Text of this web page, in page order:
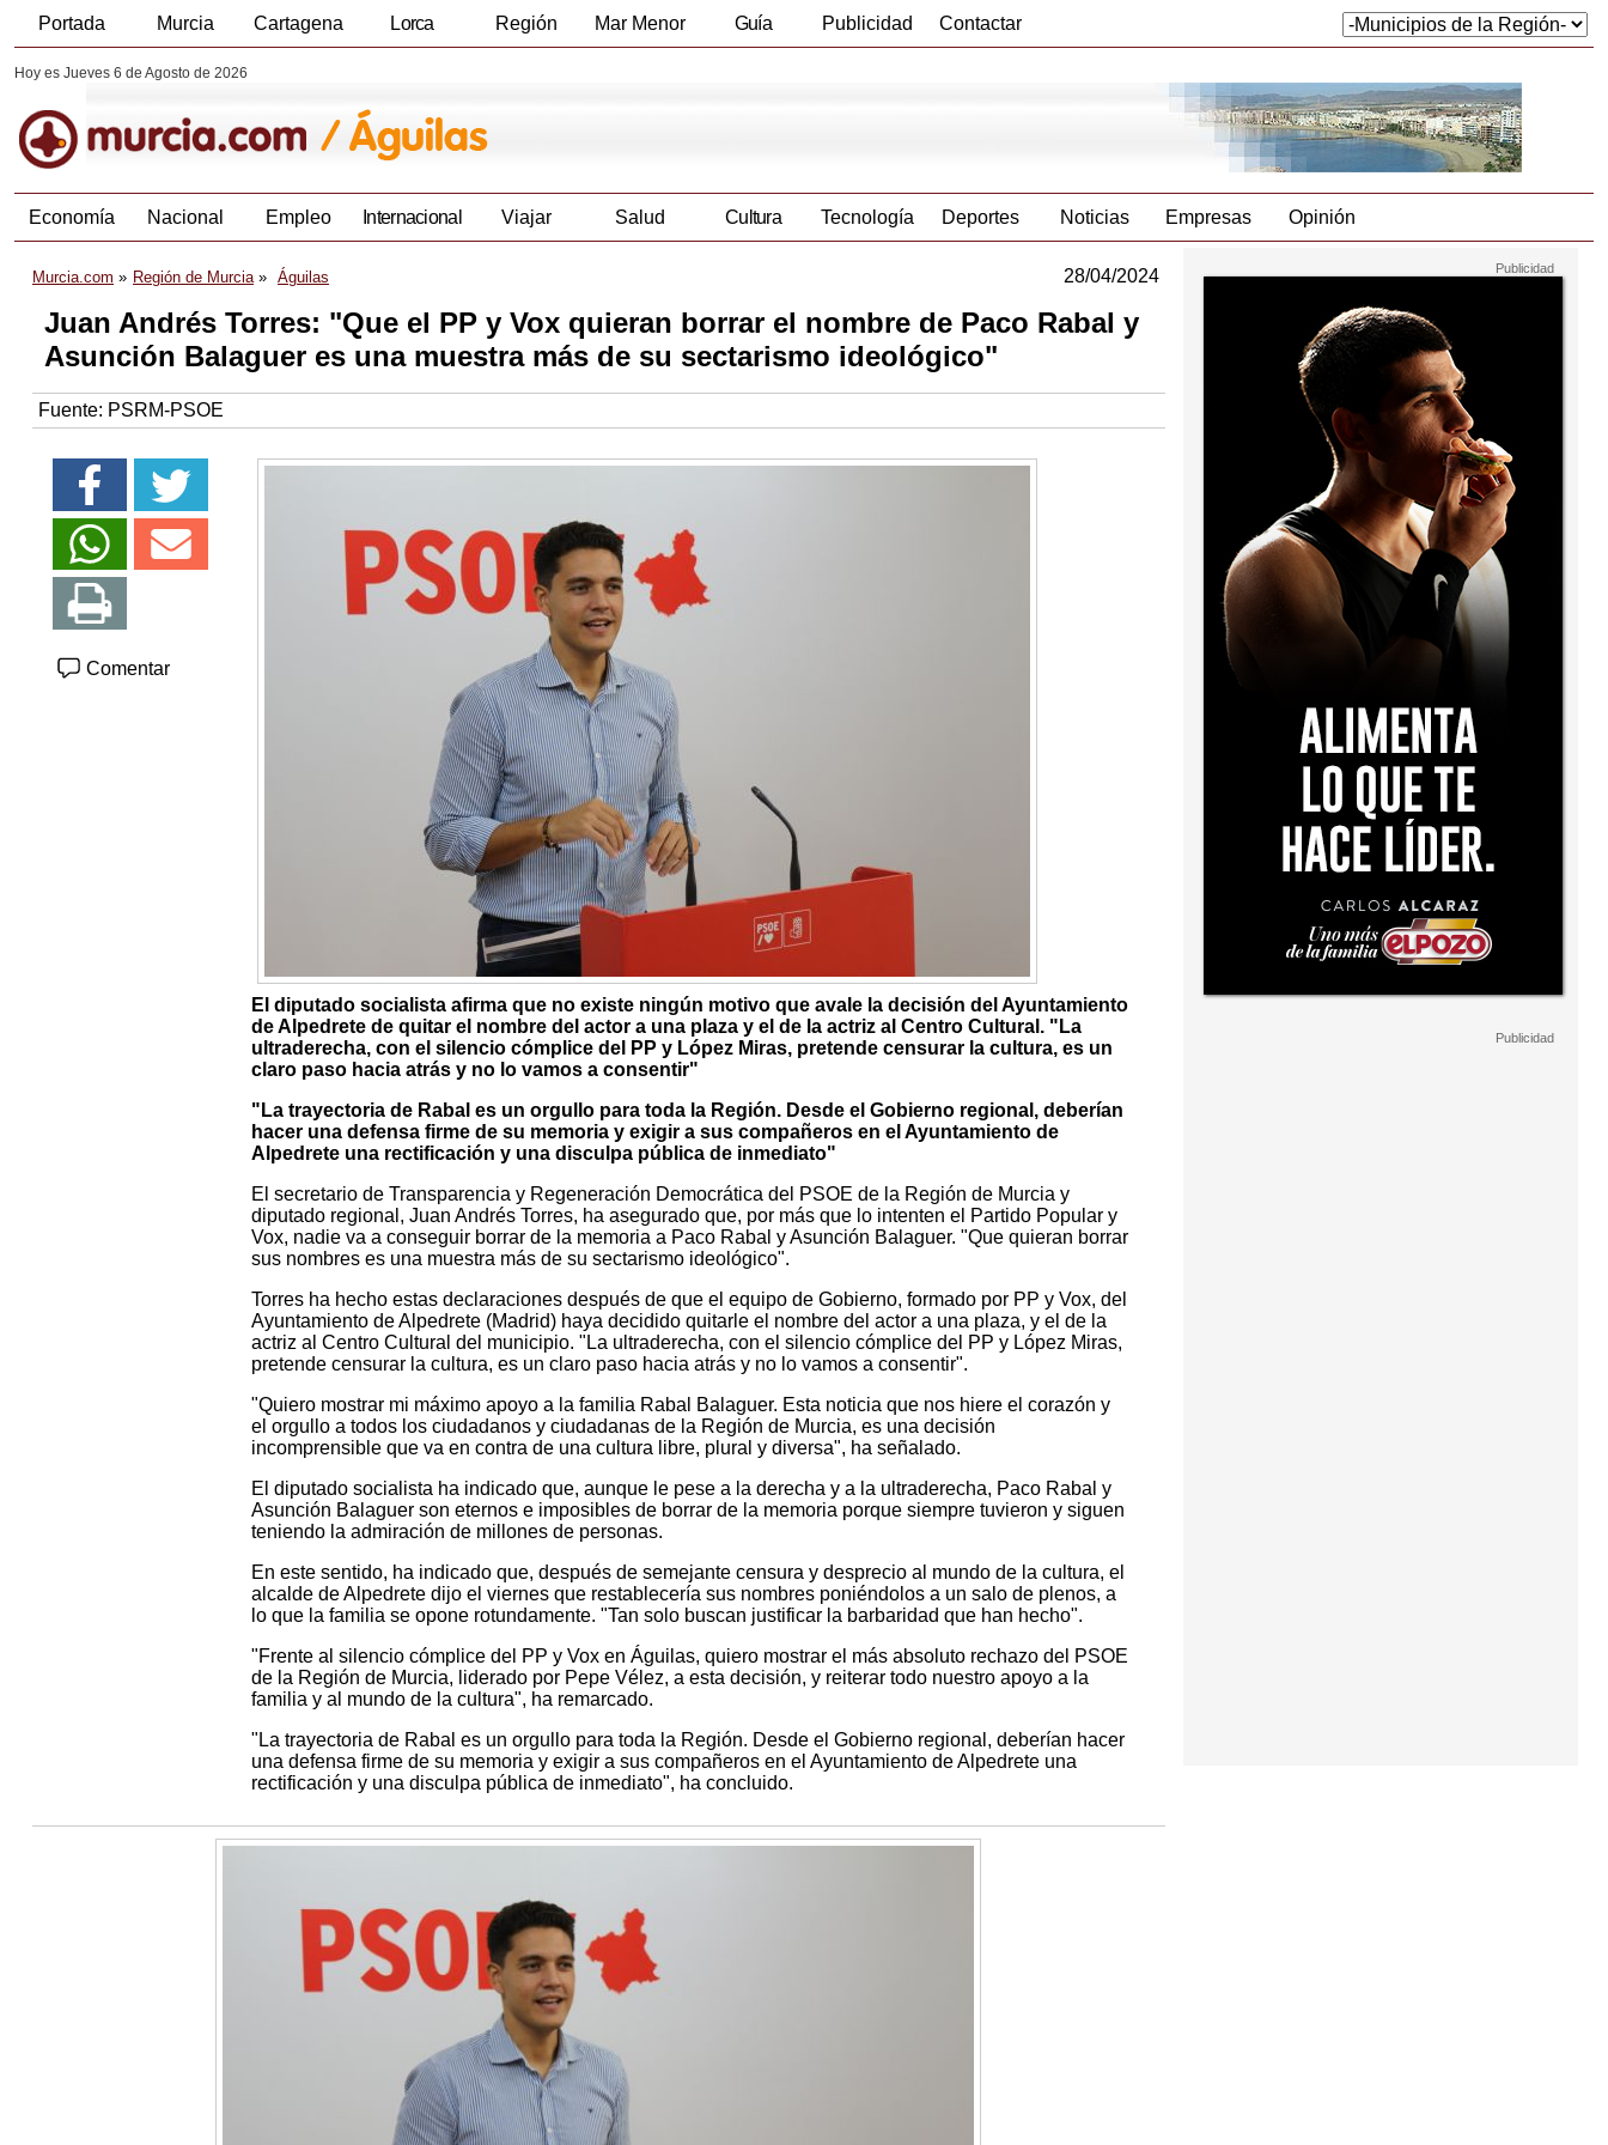
Portada Murcia Cartagena Lorca Región Mar Menor Guía Publicidad Contactar
Hoy es Jueves 6 de Agosto de 2026
Economía Nacional Empleo Internacional Viajar Salud Cultura Tecnología Deportes Noticias Empresas Opinión
Murcia.com Región de Murcia Águilas 28/04/2024
Juan Andrés Torres: "Que el PP y Vox quieran borrar el nombre de Paco Rabal y
Asunción Balaguer es una muestra más de su sectarismo ideológico"
Fuente: PSRM-PSOE
Comentar
El diputado socialista afirma que no existe ningún motivo que avale la decisión del Ayuntamiento
de Alpedrete de quitar el nombre del actor a una plaza y el de la actriz al Centro Cultural. "La
ultraderecha, con el silencio cómplice del PP y López Miras, pretende censurar la cultura, es un
claro paso hacia atrás y no lo vamos a consentir"
"La trayectoria de Rabal es un orgullo para toda la Región. Desde el Gobierno regional, deberían
hacer una defensa firme de su memoria y exigir a sus compañeros en el Ayuntamiento de
Alpedrete una rectificación y una disculpa pública de inmediato"
El secretario de Transparencia y Regeneración Democrática del PSOE de la Región de Murcia y
diputado regional, Juan Andrés Torres, ha asegurado que, por más que lo intenten el Partido Popular y
Vox, nadie va a conseguir borrar de la memoria a Paco Rabal y Asunción Balaguer. "Que quieran borrar
sus nombres es una muestra más de su sectarismo ideológico".
Torres ha hecho estas declaraciones después de que el equipo de Gobierno, formado por PP y Vox, del
Ayuntamiento de Alpedrete (Madrid) haya decidido quitarle el nombre del actor a una plaza, y el de la
actriz al Centro Cultural del municipio. "La ultraderecha, con el silencio cómplice del PP y López Miras,
pretende censurar la cultura, es un claro paso hacia atrás y no lo vamos a consentir".
"Quiero mostrar mi máximo apoyo a la familia Rabal Balaguer. Esta noticia que nos hiere el corazón y
el orgullo a todos los ciudadanos y ciudadanas de la Región de Murcia, es una decisión
incomprensible que va en contra de una cultura libre, plural y diversa", ha señalado.
El diputado socialista ha indicado que, aunque le pese a la derecha y a la ultraderecha, Paco Rabal y
Asunción Balaguer son eternos e imposibles de borrar de la memoria porque siempre tuvieron y siguen
teniendo la admiración de millones de personas.
En este sentido, ha indicado que, después de semejante censura y desprecio al mundo de la cultura, el
alcalde de Alpedrete dijo el viernes que restablecería sus nombres poniéndolos a un salo de plenos, a
lo que la familia se opone rotundamente. "Tan solo buscan justificar la barbaridad que han hecho".
"Frente al silencio cómplice del PP y Vox en Águilas, quiero mostrar el más absoluto rechazo del PSOE
de la Región de Murcia, liderado por Pepe Vélez, a esta decisión, y reiterar todo nuestro apoyo a la
familia y al mundo de la cultura", ha remarcado.
"La trayectoria de Rabal es un orgullo para toda la Región. Desde el Gobierno regional, deberían hacer
una defensa firme de su memoria y exigir a sus compañeros en el Ayuntamiento de Alpedrete una
rectificación y una disculpa pública de inmediato", ha concluido.